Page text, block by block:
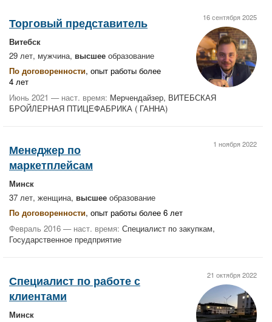
16 сентября 2025
Торговый представитель
Витебск
29 лет, мужчина, высшее образование
По договоренности, опыт работы более
4 лет
Июнь 2021 — наст. время: Мерчендайзер, ВИТЕБСКАЯ
БРОЙЛЕРНАЯ ПТИЦЕФАБРИКА ( ГАННА)
1 ноября 2022
Менеджер по
маркетплейсам
Минск
37 лет, женщина, высшее образование
По договоренности, опыт работы более 6 лет
Февраль 2016 — наст. время: Специалист по закупкам,
Государственное предприятие
21 октября 2022
Специалист по работе с
клиентами
Минск